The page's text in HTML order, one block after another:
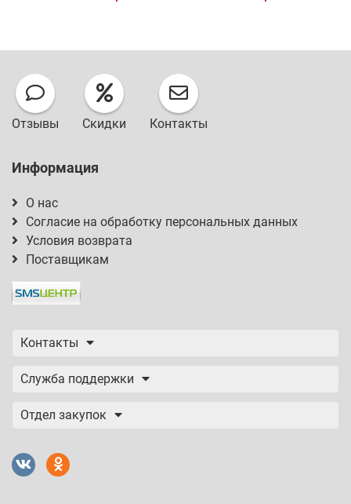
Отзывы Скидки Контакты
Информация
О нас
Согласие на обработку персональных данных
Условия возврата
Поставщикам
Контакты
Служба поддержки
Отдел закупок